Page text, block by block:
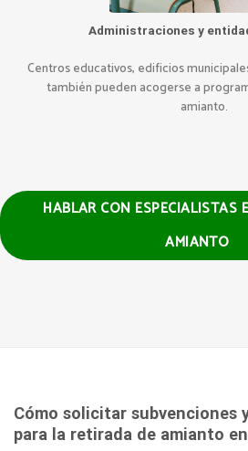
Administraciones y
Centros educativos, edificios
también pueden acogerse a
amianto.
HABLAR CON ESPECIALISTAS
AMIANTO
Cómo solicitar subvenciones
para la retirada de amianto